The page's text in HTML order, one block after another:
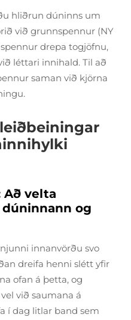
hliðrun dúninns um
við grunnspennur (NY
drepa togjöfnu,
léttari innihald. Til að
saman við kjörna
Að velta
og
innanvörðu svo
dreifa henni slétt yfir
ofan á þetta, og
við saumana á
í dag litlar band sem